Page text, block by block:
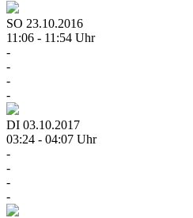
SO 23.10.2016
11:06 - 11:54 Uhr
-
-
-
-
DI 03.10.2017
03:24 - 04:07 Uhr
-
-
-
-